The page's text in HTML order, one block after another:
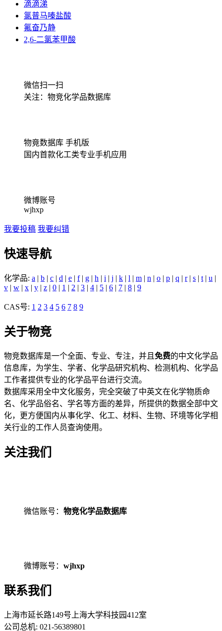
滴滴涕
氯普马嗪盐酸
氟奋乃静
2,6-二氯苯甲酸
微信扫一扫
关注：物竞化学品数据库
物竟数据库 手机版
国内首款化工类专业手机应用
微博账号
wjhxp
我要投稿 我要纠错
快速导航
化学品: a | b | c | d | e | f| g | h | i | j | k | l | m | n | o | p | q | r| s | t | u |
v | w | x | y | z | 0 | 1 | 2 | 3 | 4 | 5 | 6 | 7 | 8 | 9
CAS号: 1 2 3 4 5 6 7 8 9
关于物竞
物竞数据库是一个全面、专业、专注，并且 免费的中文化学品
信息库，为学生、学者、化学品研究机构、检测机构、化学品
工作者提供专业的化学品平台进行交流。
数据库采用全中文化服务，完全突破了中英文在化学物质命
名、化学品俗名、学名等方面的差异，所提供的数据全部中文
化，更方便国内从事化学、化工、材料、生物、环境等化学相
关行业的工作人员查询使用。
关注我们
微信账号： 物竞化学品数据库
微博账号： wjhxp
联系我们
上海市延长路149号上海大学科技园412室
公司总机: 021-56389801